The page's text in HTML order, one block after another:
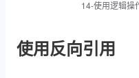
14-使用逻辑
使用反向引用